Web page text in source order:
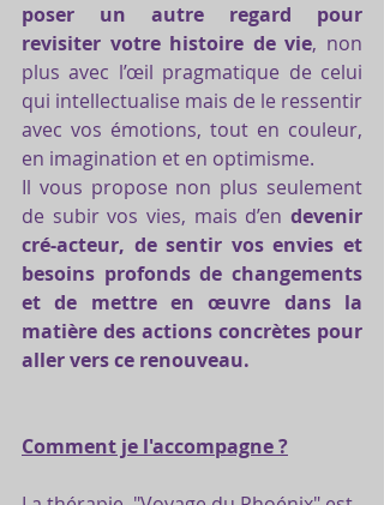
poser un autre regard pour
revisiter votre histoire de vie, non
plus avec l’œil pragmatique de celui
qui intellectualise mais de le ressentir
avec vos émotions, tout en couleur,
en imagination et en optimisme.
Il vous propose non plus seulement
de subir vos vies, mais d’en devenir
cré-acteur, de sentir vos envies et
besoins profonds de changements
et de mettre en œuvre dans la
matière des actions concrètes pour
aller vers ce renouveau.
Comment je l'accompagne ?